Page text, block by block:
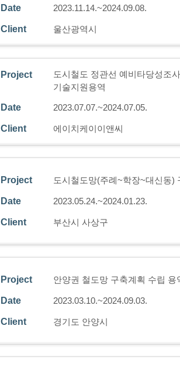
Date 2023.11.14.~2024.09.08.
Client 울산광역시
Project
도시철도 정관선 예비타당성조
기술지원용역
Date 2023.07.07.~2024.07.05.
Client 에이치케이이앤씨
Project 도시철도망(주례~학장~대신동)
Date 2023.05.24.~2024.01.23.
Client 부산시 사상구
Project 안양권 철도망 구축계획 수립 용
Date 2023.03.10.~2024.09.03.
Client 경기도 안양시